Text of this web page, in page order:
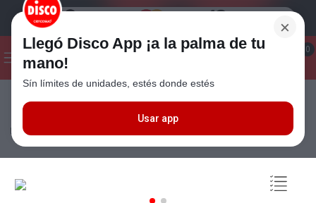
¡Hola! ¿Qué estas buscando? 0
Seleccioná el método de entrega
×
Llegó Disco App ¡a la palma de tu
mano!
Sín límites de unidades, estés donde estés
Usar app
Aerosoles
Insecticida Mata Moscas y
Mosquitos Sin Olor 380 Ml Raid
4.